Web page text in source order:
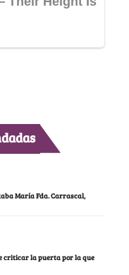
María Fda. Carrascal,
criticar la puerta por la que